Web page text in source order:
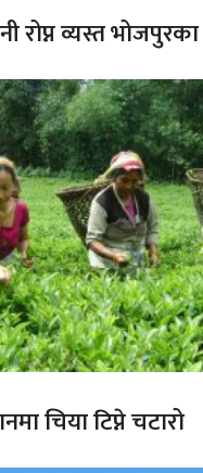
रोप्न व्यस्त
चिया टिप्ने चटारो